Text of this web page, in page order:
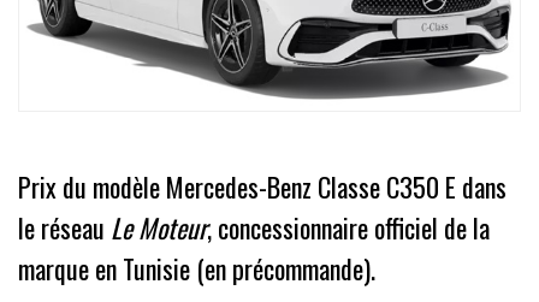
Prix du modèle Mercedes-Benz Classe C350 E dans
le réseau Le Moteur, concessionnaire officiel de la
marque en Tunisie (en précommande).